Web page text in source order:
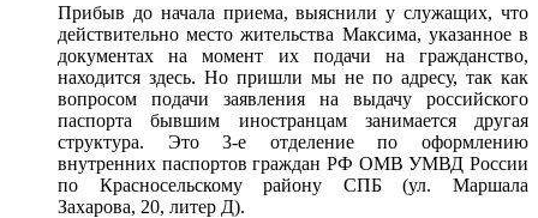
Прибыв до начала приема, выяснили у служащих, что
действительно место жительства Максима, указанное в
документах на момент их подачи на гражданство,
находится здесь. Но пришли мы не по адресу, так как
вопросом подачи заявления на выдачу российского
паспорта бывшим иностранцам занимается другая
структура. Это 3-е отделение по оформлению
внутренних паспортов граждан РФ ОМВ УМВД России
по Красносельскому району СПБ (ул. Маршала
Захарова, 20, литер Д).